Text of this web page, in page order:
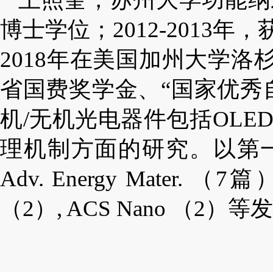
博士学位； 2012-2013年，
2018年在美国加州大学洛
省国费奖学金、 “国家优秀
机/无机光电器件包括OLED
理机制方面的研究。以第
Adv. Energy Mater.
（ 7篇
（2） , ACS Nano （2）等